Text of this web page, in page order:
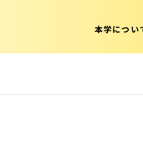
本学につい